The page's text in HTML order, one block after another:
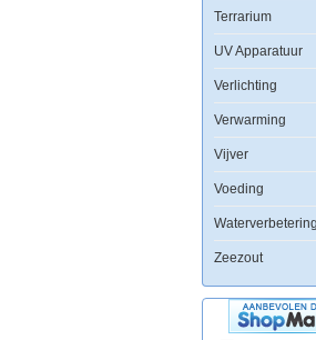
Terrarium
UV Apparatuur
Verlichting
Verwarming
Vijver
Voeding
Waterverbetering
Zeezout